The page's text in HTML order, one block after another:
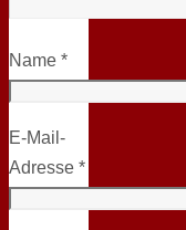
Name *
E-Mail-
Adresse *